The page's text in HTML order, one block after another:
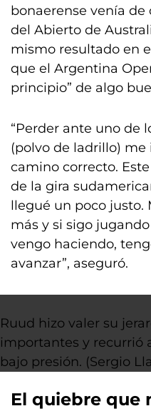
bonaerense venía
del Abierto de
mismo resultado en
que el Argentina
principio” de algo
“Perder ante uno de
(polvo de ladrillo) me
camino correcto.
de la gira
llegué un poco justo.
más y si sigo
vengo haciendo,
avanzar”, aseguró.
Ruud hizo valer su
importantes y recurrió
bajo presión. (Sergio
El quiebre que